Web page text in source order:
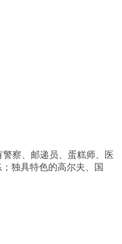
察、邮递员、蛋糕师、医
独具特色的高尔夫、国